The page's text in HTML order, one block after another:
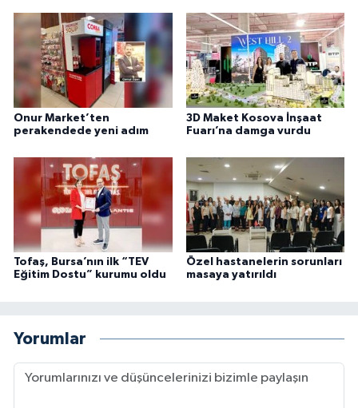
Onur Market’ten
perakendede yeni adım
3D Maket Kosova İnşaat
Fuarı’na damga vurdu
Tofaş, Bursa’nın ilk “TEV
Eğitim Dostu” kurumu oldu
Özel hastanelerin sorunları
masaya yatırıldı
Yorumlar